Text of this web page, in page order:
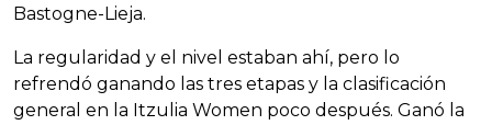
Bastogne-Lieja.
La regularidad y el nivel estaban ahí, pero lo
refrendó ganando las tres etapas y la clasificación
general en la Itzulia Women poco después. Ganó la